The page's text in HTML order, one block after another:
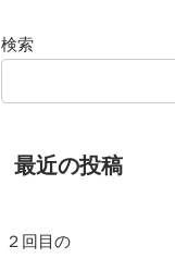
検索
最近の投稿
２回目の